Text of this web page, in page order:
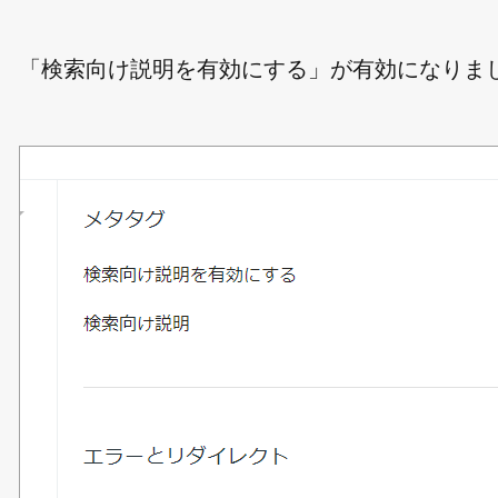
「検索向け説明を有効にする」が有効になりま